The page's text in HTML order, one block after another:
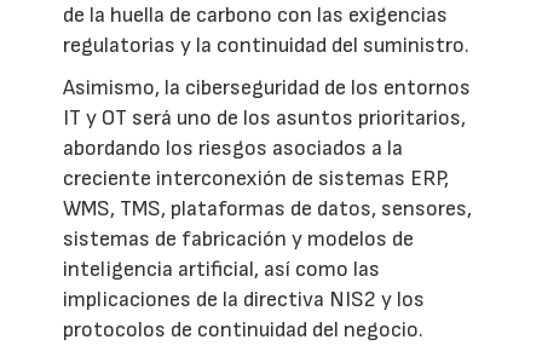
de la huella de carbono con las exigencias
regulatorias y la continuidad del suministro.
Asimismo, la ciberseguridad de los entornos
IT y OT será uno de los asuntos prioritarios,
abordando los riesgos asociados a la
creciente interconexión de sistemas ERP,
WMS, TMS, plataformas de datos, sensores,
sistemas de fabricación y modelos de
inteligencia artificial, así como las
implicaciones de la directiva NIS2 y los
protocolos de continuidad del negocio.